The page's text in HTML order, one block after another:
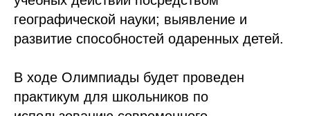
географической науки; выявление и
развитие способностей одаренных детей.
В ходе Олимпиады будет проведен
практикум для школьников по